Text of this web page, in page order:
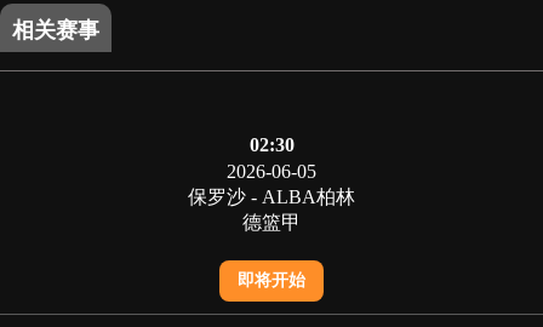
相关赛事
02:30
2026-06-05
保罗沙 - ALBA柏林
德篮甲
即将开始